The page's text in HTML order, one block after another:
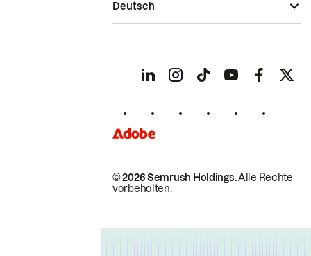
© 2026 Semrush Holdings.Alle Rechte
vorbehalten.
Deutsch